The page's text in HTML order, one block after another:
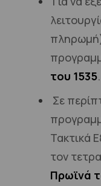
του 1535.
Σε
Τακτικά
τον
Πρωϊνά